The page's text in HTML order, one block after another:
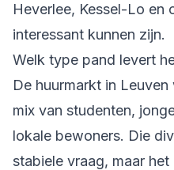
Heverlee, Kessel-Lo en
interessant kunnen zijn.
Welk type pand levert
De huurmarkt in
mix van studenten,
lokale bewoners. Die
stabiele vraag, maar